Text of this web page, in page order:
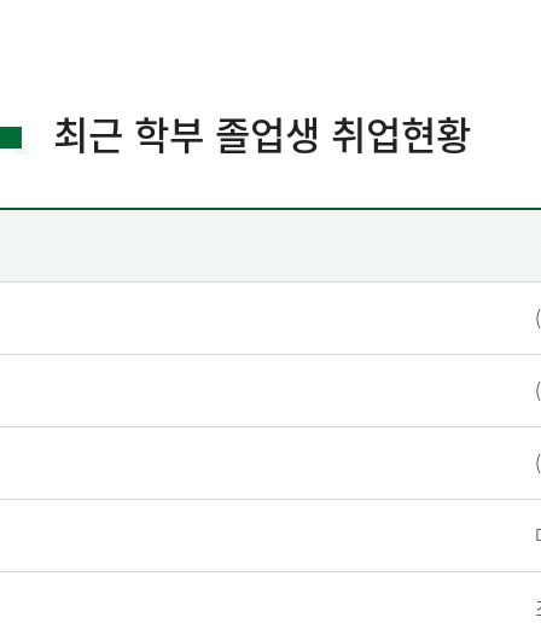
최근 학부 졸업생 취업현황